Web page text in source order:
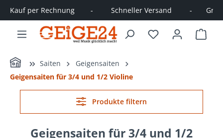
springen
Kauf per Rechnung        -         Schneller Versand         -
Home Saiten
Geigensaiten
Geigensaiten für 3/4 und 1/2 Violine
Produkte filtern
Geigensaiten für 3/4 und 1/2